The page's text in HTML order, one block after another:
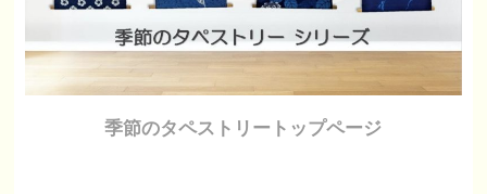
季節のタペストリートップページ